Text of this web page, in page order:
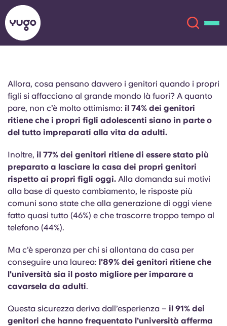
Chi siamo
Sedi
Altro
Account Lingua
English (US)
Español
Seleziona un paese
Seleziona una città
Seleziona una residenza
English (GB)
English (US)
Chinese Español
Català
Italian French
Portuguese
Allora, cosa pensano davvero i genitori quando i propri
figli si affacciano al grande mondo là fuori? A quanto
pare, non c’è molto ottimismo: il 74% dei genitori
ritiene che i propri figli adolescenti siano in parte o
del tutto impreparati alla vita da adulti.
Inoltre, il 77% dei genitori ritiene di essere stato più
preparato a lasciare la casa dei propri genitori
rispetto ai propri figli oggi. Alla domanda sui motivi
alla base di questo cambiamento, le risposte più
comuni sono state che alla generazione di oggi viene
fatto quasi tutto (46%) e che trascorre troppo tempo al
telefono (44%).
Ma c'è speranza per chi si allontana da casa per
conseguire una laurea: l'89% dei genitori ritiene che
l'università sia il posto migliore per imparare a
cavarsela da adulti.
Questa sicurezza deriva dall’esperienza – il 91% dei
genitori che hanno frequentato l’università afferma